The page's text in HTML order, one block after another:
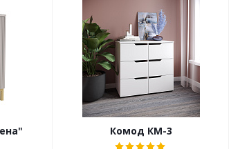
Комод КМ-3